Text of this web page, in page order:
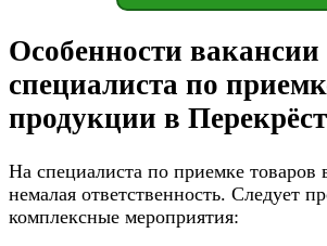
Особенности вакансии
специалиста по
продукции в
На специалиста по приемке товаров
немалая ответственность. Следует
комплексные мероприятия: